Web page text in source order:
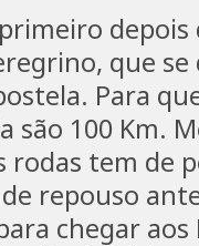
que se
Para
são 100 Km.
rodas tem de
repouso
chegar aos